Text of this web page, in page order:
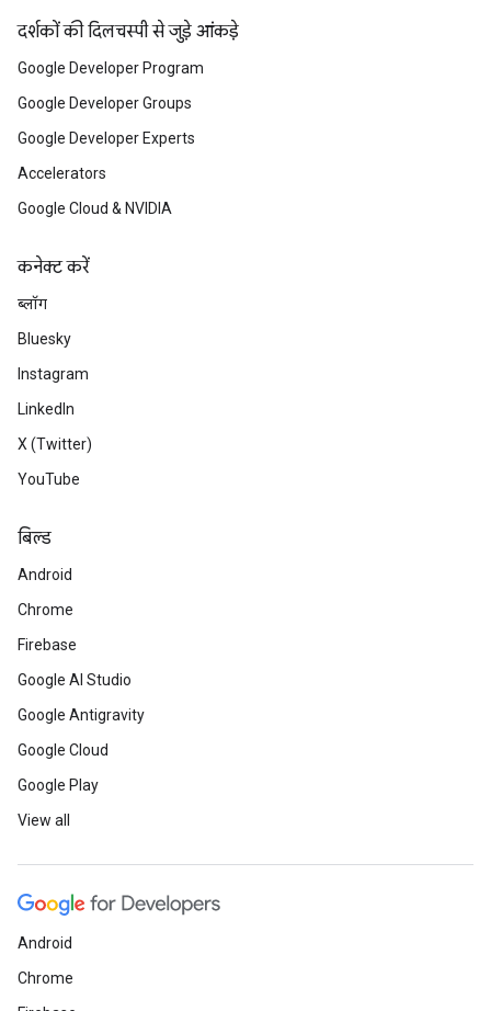
दर्शकों की दिलचस्पी से जुड़े आंकड़े
Google Developer Program
Google Developer Groups
Google Developer Experts
Accelerators
Google Cloud & NVIDIA
कनेक्ट करें
ब्लॉग
Bluesky
Instagram
LinkedIn
X (Twitter)
YouTube
बिल्ड
Android
Chrome
Firebase
Google AI Studio
Google Antigravity
Google Cloud
Google Play
View all
Android
Chrome